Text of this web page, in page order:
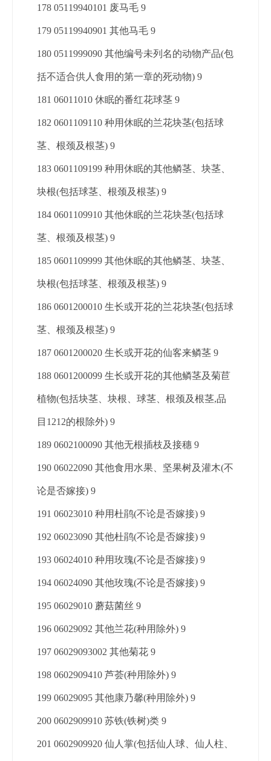
178 05119940101 废马毛 9
179 05119940901 其他马毛 9
180 0511999090 其他编号未列名的动物产品(包
括不适合供人食用的第一章的死动物) 9
181 06011010 休眠的番红花球茎 9
182 0601109110 种用休眠的兰花块茎(包括球
茎、根颈及根茎) 9
183 0601109199 种用休眠的其他鳞茎、块茎、
块根(包括球茎、根颈及根茎) 9
184 0601109910 其他休眠的兰花块茎(包括球
茎、根颈及根茎) 9
185 0601109999 其他休眠的其他鳞茎、块茎、
块根(包括球茎、根颈及根茎) 9
186 0601200010 生长或开花的兰花块茎(包括球
茎、根颈及根茎) 9
187 0601200020 生长或开花的仙客来鳞茎 9
188 0601200099 生长或开花的其他鳞茎及菊苣
植物(包括块茎、块根、球茎、根颈及根茎,品
目1212的根除外) 9
189 0602100090 其他无根插枝及接穗 9
190 06022090 其他食用水果、坚果树及灌木(不
论是否嫁接) 9
191 06023010 种用杜鹃(不论是否嫁接) 9
192 06023090 其他杜鹃(不论是否嫁接) 9
193 06024010 种用玫瑰(不论是否嫁接) 9
194 06024090 其他玫瑰(不论是否嫁接) 9
195 06029010 蘑菇菌丝 9
196 06029092 其他兰花(种用除外) 9
197 06029093002 其他菊花 9
198 0602909410 芦荟(种用除外) 9
199 06029095 其他康乃馨(种用除外) 9
200 0602909910 苏铁(铁树)类 9
201 0602909920 仙人掌(包括仙人球、仙人柱、